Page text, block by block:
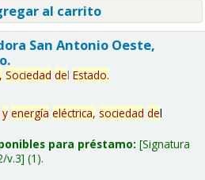
al carrito
San Antonio Oeste,
Sociedad del Estado.
y energía eléctrica, sociedad del
para préstamo: Signatura
v.3 (1).